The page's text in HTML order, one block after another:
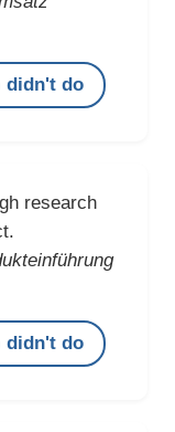
didn't do
research
didn't do